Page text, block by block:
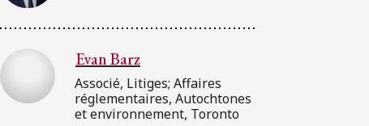
Evan Barz
Associé, Litiges; Affaires
réglementaires, Autochtones
et environnement, Toronto